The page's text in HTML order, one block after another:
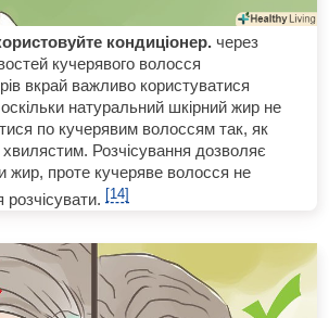
кондиціонер. через
кучерявого волосся
вкрай важливо користуватися
натуральний шкірний жир не
по кучерявим волоссям так, як
Розчісування дозволяє
жир, проте кучеряве волосся не
розчісувати.[14]